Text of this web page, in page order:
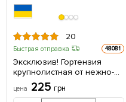
20
Быстрая отправка 48081
Эксклюзив! Гортензия
крупнолистная от нежно-
аметистового до ярко-
малинового цвета
цена 225 грн